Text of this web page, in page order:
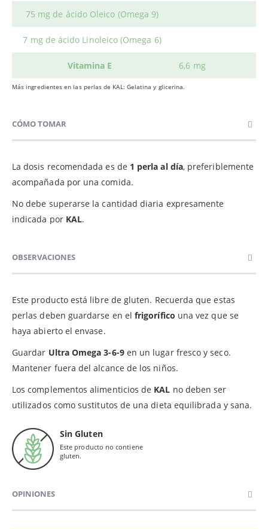
75 mg de ácido Oleico (Omega 9)
7 mg de ácido Linoleico (Omega 6)
Vitamina E 6,6 mg
Más ingredientes en las perlas de KAL: Gelatina y glicerina.
CÓMO TOMAR
La dosis recomendada es de 1 perla al día, preferiblemente
acompañada por una comida.
No debe superarse la cantidad diaria expresamente
indicada por KAL.
OBSERVACIONES
Este producto está libre de gluten. Recuerda que estas
perlas deben guardarse en elfrigorífico una vez que se
haya abierto el envase.
Guardar Ultra Omega 3-6-9en un lugar fresco y seco.
Mantener fuera del alcance de los niños.
Los complementos alimenticios de KAL no deben ser
utilizados como sustitutos de una dieta equilibrada y sana.
Sin Gluten
Este producto no contiene
gluten.
OPINIONES